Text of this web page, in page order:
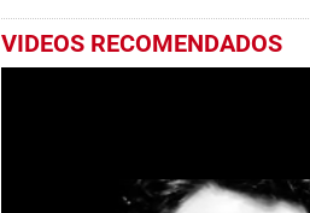
VIDEOS RECOMENDADOS